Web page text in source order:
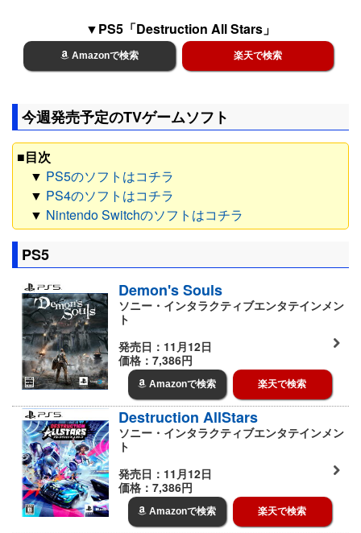
▼PS5「Destruction All Stars」
Amazonで検索 楽天で検索
今週発売予定のTVゲームソフト
■目次
▼ PS5のソフトはコチラ
▼ PS4のソフトはコチラ
▼ Nintendo Switchのソフトはコチラ
PS5
Demon's Souls
ソニー・インタラクティブエンタテインメン
ト
発売日：11月12日
価格：7,386円
Amazonで検索 楽天で検索
Destruction AllStars
ソニー・インタラクティブエンタテインメン
ト
発売日：11月12日
価格：7,386円
Amazonで検索 楽天で検索